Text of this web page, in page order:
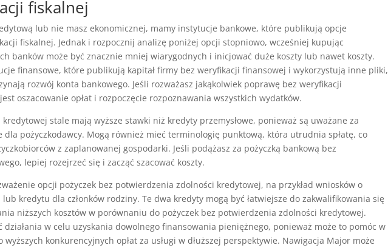
fiskalnej
lub nie masz ekonomicznej, mamy instytucje bankowe, które publikują opcje
fiskalnej. Jednak i rozpocznij analizę poniżej opcji stopniowo, wcześniej kupując
banków może być znacznie mniej wiarygodnych i inicjować duże koszty lub nawet koszty.
finansowe, które publikują kapitał firmy bez weryfikacji finansowej i wykorzystują inne pliki,
rozwój konta bankowego. Jeśli rozważasz jakąkolwiek poprawę bez weryfikacji
oszacowanie opłat i rozpoczęcie rozpoznawania wszystkich wydatków.
stale mają wyższe stawki niż kredyty przemysłowe, ponieważ są uważane za
dla pożyczkodawcy. Mogą również mieć terminologię punktową, która utrudnia spłatę, co
z zaplanowanej gospodarki. Jeśli podążasz za pożyczką bankową bez
lepiej rozejrzeć się i zacząć szacować koszty.
opcji pożyczek bez potwierdzenia zdolności kredytowej, na przykład wniosków o
kredytu dla członków rodziny. Te dwa kredyty mogą być łatwiejsze do zakwalifikowania się
niższych kosztów w porównaniu do pożyczek bez potwierdzenia zdolności kredytowej.
działania w celu uzyskania dowolnego finansowania pieniężnego, ponieważ może to pomóc w
konkurencyjnych opłat za usługi w dłuższej perspektywie. Nawigacja Major może